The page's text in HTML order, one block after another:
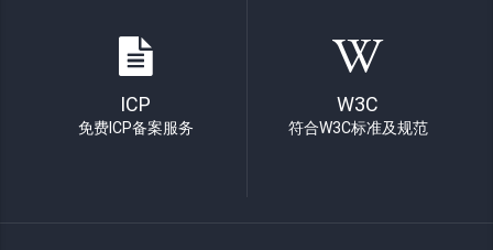
ICP
免费ICP备案服务
W3C
符合W3C标准及规范